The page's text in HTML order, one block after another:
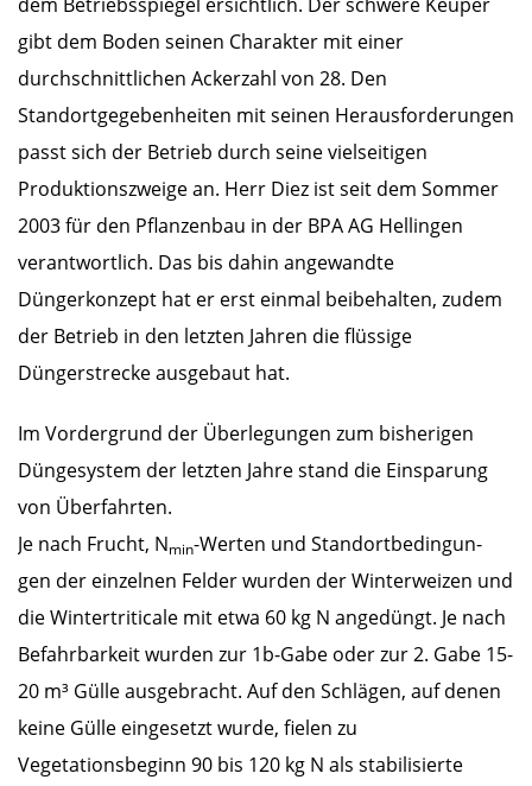
gibt dem Boden seinen Charakter mit einer
durchschnittlichen Ackerzahl von 28. Den
Standortgegebenheiten mit seinen Herausforderungen
passt sich der Betrieb durch seine vielseitigen
Produktionszweige an. Herr Diez ist seit dem Sommer
2003 für den Pflanzenbau in der BPA AG Hellingen
verantwortlich. Das bis dahin angewandte
Düngerkonzept hat er erst einmal beibehalten, zudem
der Betrieb in den letzten Jahren die flüssige
Düngerstrecke ausgebaut hat.
Im Vordergrund der Überlegungen zum bisherigen
Düngesystem der letzten Jahre stand die Einsparung
von Überfahrten.
Je nach Frucht, Nmin-Werten und Standortbedingun-
gen der einzelnen Felder wurden der Winterweizen und
die Wintertriticale mit etwa 60 kg N angedüngt. Je nach
Befahrbarkeit wurden zur 1b-Gabe oder zur 2. Gabe 15-
20 m³ Gülle ausgebracht. Auf den Schlägen, auf denen
keine Gülle eingesetzt wurde, fielen zu
Vegetationsbeginn 90 bis 120 kg N als stabilisierte